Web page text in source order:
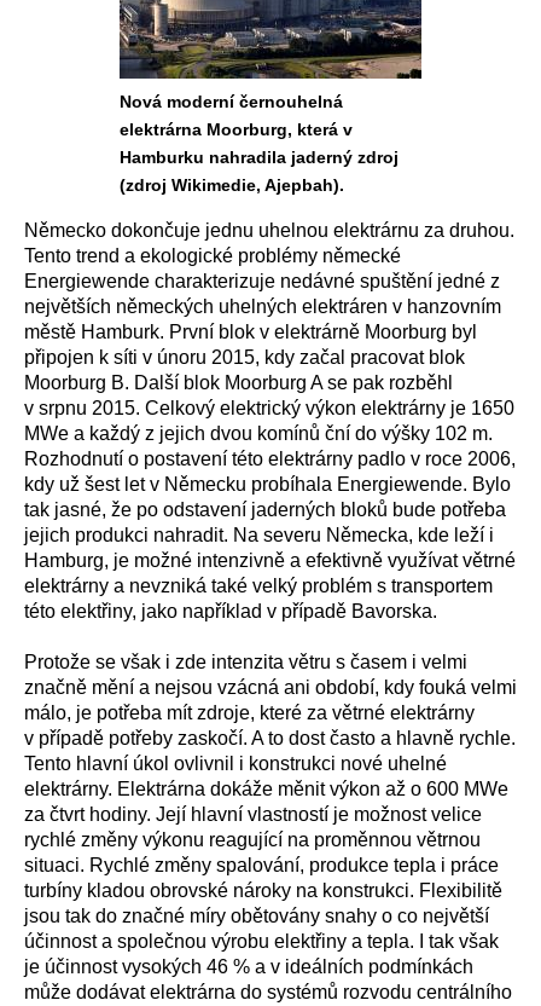
Nová moderní černouhelná
elektrárna Moorburg, která v
Hamburku nahradila jaderný zdroj
(zdroj Wikimedie, Ajepbah).
Německo dokončuje jednu uhelnou elektrárnu za druhou.
Tento trend a ekologické problémy německé
Energiewende charakterizuje nedávné spuštění jedné z
největších německých uhelných elektráren v hanzovním
městě Hamburk. První blok v elektrárně Moorburg byl
připojen k síti v únoru 2015, kdy začal pracovat blok
Moorburg B. Další blok Moorburg A se pak rozběhl
v srpnu 2015. Celkový elektrický výkon elektrárny je 1650
MWe a každý z jejich dvou komínů ční do výšky 102 m.
Rozhodnutí o postavení této elektrárny padlo v roce 2006,
kdy už šest let v Německu probíhala Energiewende. Bylo
tak jasné, že po odstavení jaderných bloků bude potřeba
jejich produkci nahradit. Na severu Německa, kde leží i
Hamburg, je možné intenzivně a efektivně využívat větrné
elektrárny a nevzniká také velký problém s transportem
této elektřiny, jako například v případě Bavorska.
Protože se však i zde intenzita větru s časem i velmi
značně mění a nejsou vzácná ani období, kdy fouká velmi
málo, je potřeba mít zdroje, které za větrné elektrárny
v případě potřeby zaskočí. A to dost často a hlavně rychle.
Tento hlavní úkol ovlivnil i konstrukci nové uhelné
elektrárny. Elektrárna dokáže měnit výkon až o 600 MWe
za čtvrt hodiny. Její hlavní vlastností je možnost velice
rychlé změny výkonu reagující na proměnnou větrnou
situaci. Rychlé změny spalování, produkce tepla i práce
turbíny kladou obrovské nároky na konstrukci. Flexibilitě
jsou tak do značné míry obětovány snahy o co největší
účinnost a společnou výrobu elektřiny a tepla. I tak však
je účinnost vysokých 46 % a v ideálních podmínkách
může dodávat elektrárna do systémů rozvodu centrálního